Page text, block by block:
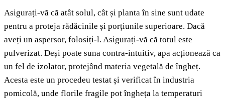
Asigurați-vă că atât solul, cât și planta în sine sunt udate
pentru a proteja rădăcinile și porțiunile superioare. Dacă
aveți un aspersor, folosiți-l. Asigurați-vă că totul este
pulverizat. Deși poate suna contra-intuitiv, apa acționează ca
un fel de izolator, protejând materia vegetală de îngheț.
Acesta este un procedeu testat și verificat în industria
pomicolă, unde florile fragile pot îngheța la temperaturi